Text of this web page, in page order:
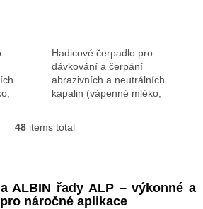
Hadicové čerpadlo pro
dávkování a čerpání
abrazivních a neutrálních
kapalin (vápenné mléko,
(přírodní kaučuk)....
L
i
n
48items total
ALBIN řady ALP – výkonné a
náročné aplikace